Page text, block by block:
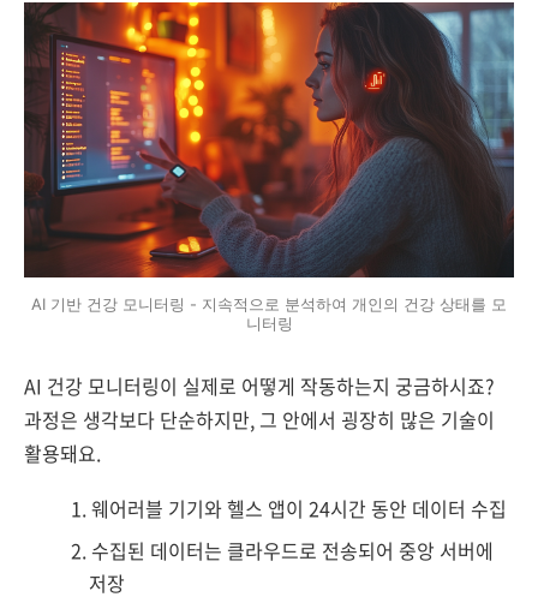
AI 기반 건강 모니터링 - 지속적으로 분석하여 개인의 건강 상태를 모
니터링
AI 건강 모니터링이 실제로 어떻게 작동하는지 궁금하시죠?
과정은 생각보다 단순하지만, 그 안에서 굉장히 많은 기술이
활용돼요.
웨어러블 기기와 헬스 앱이 24시간 동안 데이터 수집
수집된 데이터는 클라우드로 전송되어 중앙 서버에
저장